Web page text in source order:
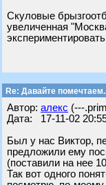
Скуловые
увеличенная
Re: Давайте
Автор: алекс (---
Дата: 17-11-02
Был у нас Виктор,
предложили ему
(поставили на нее
Так вот одного